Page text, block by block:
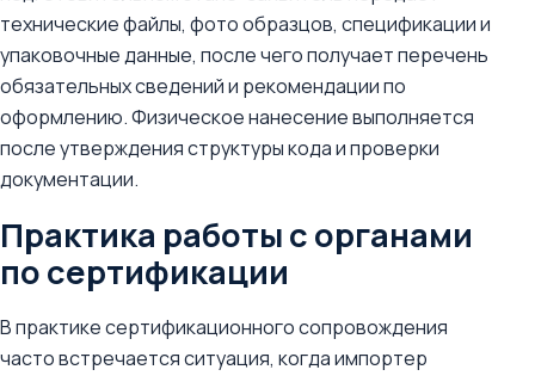
технические файлы, фото образцов, спецификации и
упаковочные данные, после чего получает перечень
обязательных сведений и рекомендации по
оформлению. Физическое нанесение выполняется
после утверждения структуры кода и проверки
документации.
Практика работы с органами
по сертификации
В практике сертификационного сопровождения
часто встречается ситуация, когда импортер